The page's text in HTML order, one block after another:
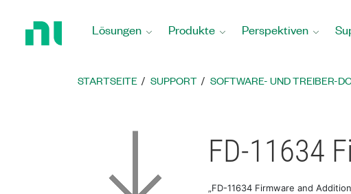
Startseite
Lösungen Produkte Perspektiven
STARTSEITE SUPPORT SOFTWARE- UND TREIBER-
FD-11634
„FD-11634 Firmware and